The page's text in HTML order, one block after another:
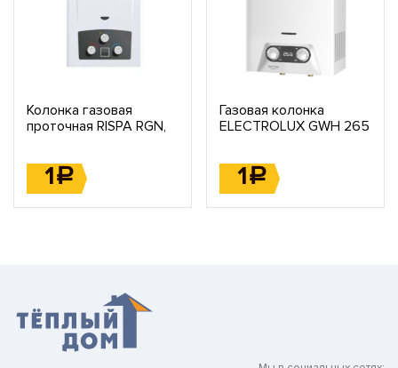
Колонка газовая
проточная RISPA RGN,
1Р
Газовая колонка
ELECTROLUX GWH 265
1Р